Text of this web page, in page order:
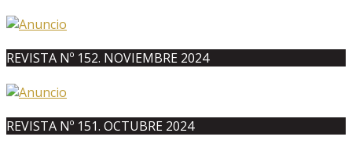
REVISTA Nº 152. NOVIEMBRE 2024
REVISTA Nº 151. OCTUBRE 2024